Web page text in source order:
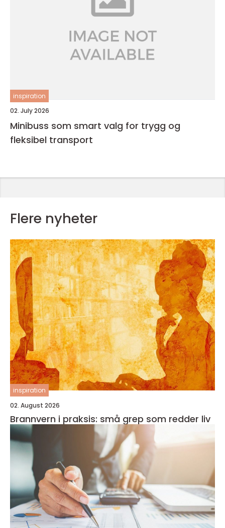
inspiration
02. July 2026
Minibuss som smart valg for trygg og
fleksibel transport
Flere nyheter
inspiration
02. August 2026
Brannvern i praksis: små grep som redder liv